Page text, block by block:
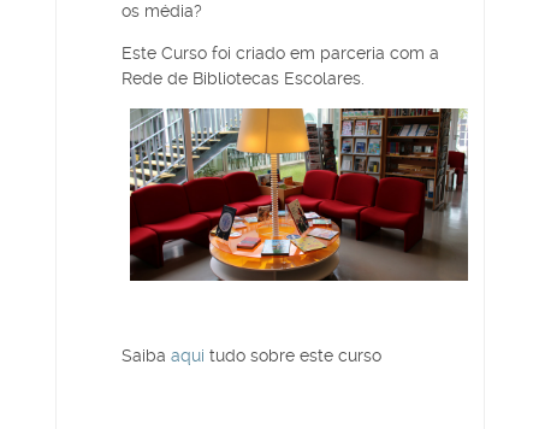
os média?
Este Curso foi criado em parceria com a
Rede de Bibliotecas Escolares.
Saiba aqui tudo sobre este curso